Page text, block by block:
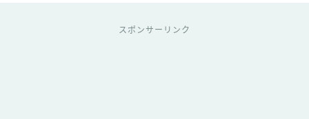
スポンサーリンク